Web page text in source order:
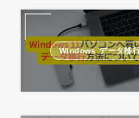
Windows データ移